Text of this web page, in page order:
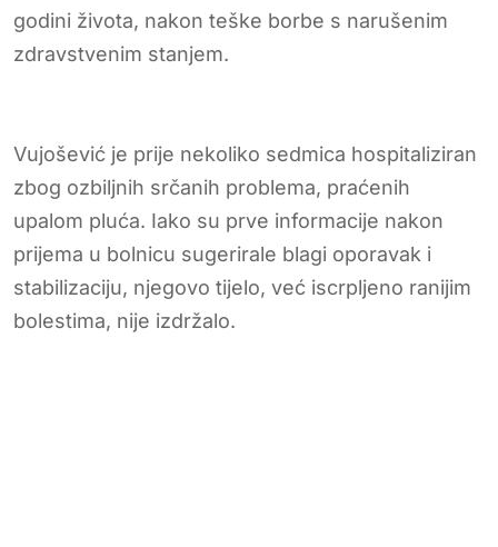
godini života, nakon teške borbe s narušenim
zdravstvenim stanjem.
Vujošević je prije nekoliko sedmica hospitaliziran
zbog ozbiljnih srčanih problema, praćenih
upalom pluća. Iako su prve informacije nakon
prijema u bolnicu sugerirale blagi oporavak i
stabilizaciju, njegovo tijelo, već iscrpljeno ranijim
bolestima, nije izdržalo.